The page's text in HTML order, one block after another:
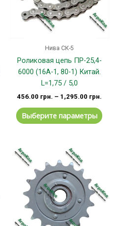
Нива СК-5
Роликовая цепь ПР-25,4-
6000 (16А-1, 80-1) Китай.
L=1,75 / 5,0
456.00 грн. – 1,295.00 грн.
Выберите параметры
на